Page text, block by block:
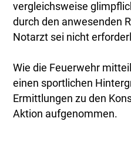
vergleichsweise
durch den anwesenden
Notarzt sei nicht
Wie die Feuerwehr
einen sportlichen
Ermittlungen zu den
Aktion aufgenommen.